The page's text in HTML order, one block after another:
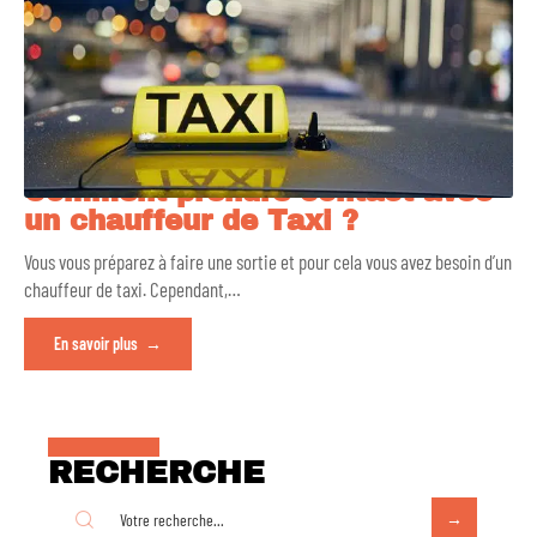
Comment prendre contact avec
un chauffeur de Taxi ?
Vous vous préparez à faire une sortie et pour cela vous avez besoin d’un
chauffeur de taxi. Cependant,…
En savoir plus
RECHERCHE